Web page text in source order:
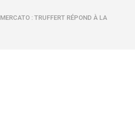
MERCATO : TRUFFERT RÉPOND À LA